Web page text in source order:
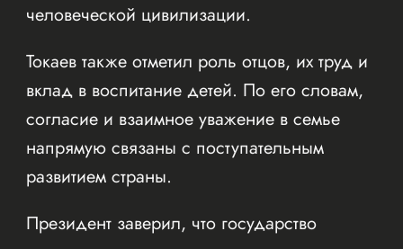
человеческой цивилизации.
Токаев также отметил роль отцов, их труд и
вклад в воспитание детей. По его словам,
согласие и взаимное уважение в семье
напрямую связаны с поступательным
развитием страны.
Президент заверил, что государство